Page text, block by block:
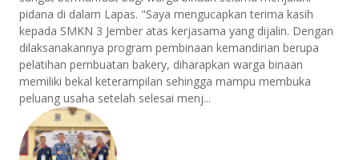
pidana di dalam Lapas. "Saya mengucapkan terima kasih
kepada SMKN 3 Jember atas kerjasama yang dijalin. Dengan
dilaksanakannya program pembinaan kemandirian berupa
pelatihan pembuatan bakery, diharapkan warga binaan
memiliki bekal keterampilan sehingga mampu membuka
peluang usaha setelah selesai menj...